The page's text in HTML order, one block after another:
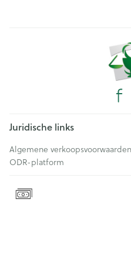
Juridische links
Algemene verkoopsvoorwaarden
ODR-platform